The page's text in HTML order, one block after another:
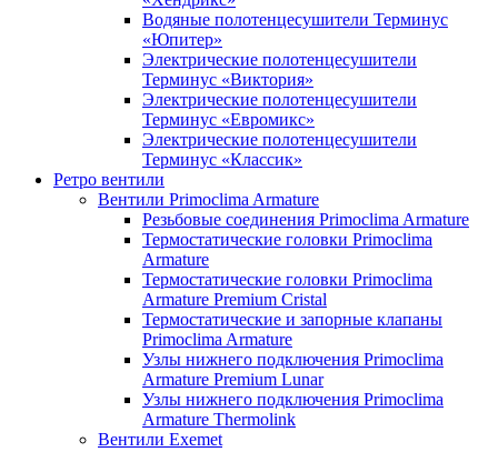
Водяные полотенцесушители Терминус
«Юпитер»
Электрические полотенцесушители
Терминус «Виктория»
Электрические полотенцесушители
Терминус «Евромикс»
Электрические полотенцесушители
Терминус «Классик»
Ретро вентили
Вентили Primoclima Armature
Резьбовые соединения Primoclima Armature
Термостатические головки Primoclima
Armature
Термостатические головки Primoclima
Armature Premium Cristal
Термостатические и запорные клапаны
Primoclima Armature
Узлы нижнего подключения Primoclima
Armature Premium Lunar
Узлы нижнего подключения Primoclima
Armature Thermolink
Вентили Exemet